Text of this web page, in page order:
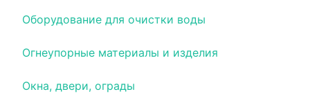
Оборудование для очистки воды
Огнеупорные материалы и изделия
Окна, двери, ограды